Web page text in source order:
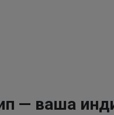
— ваша